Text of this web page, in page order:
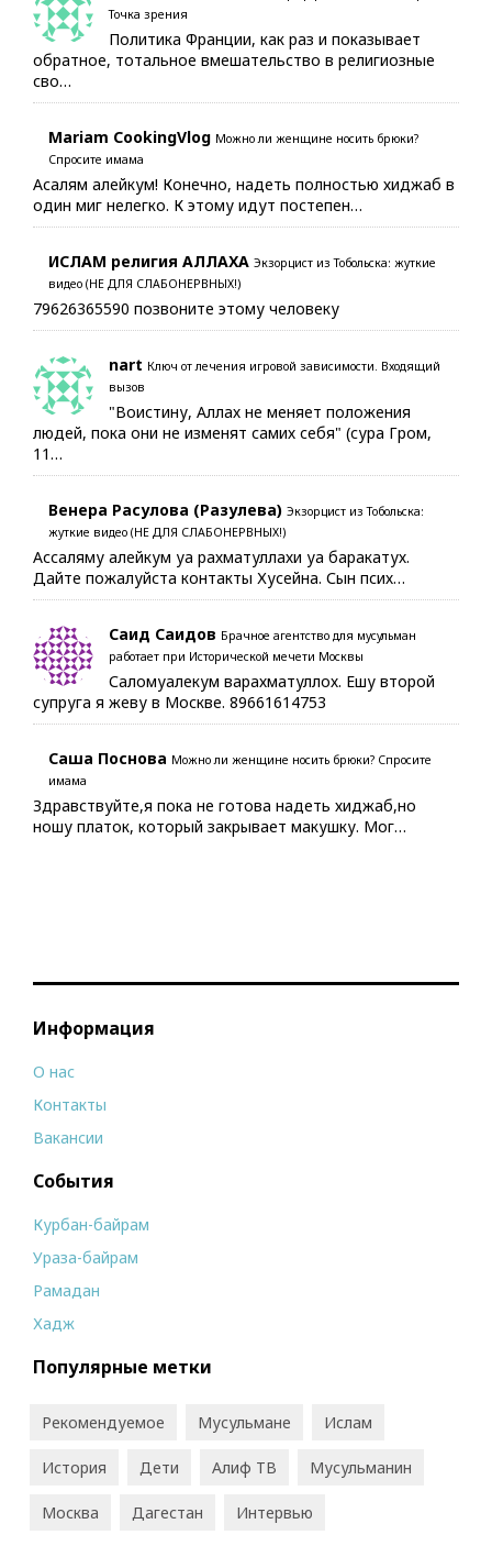
Точка зрения
Политика Франции, как раз и показывает
обратное, тотальное вмешательство в религиозные
сво…
Mariam CookingVlog Можно ли женщине носить брюки?
Спросите имама
Асалям алейкум! Конечно, надеть полностью хиджаб в
один миг нелегко. К этому идут постепен…
ИСЛАМ религия АЛЛАХА Экзорцист из Тобольска: жуткие
видео (НЕ ДЛЯ СЛАБОНЕРВНЫХ!)
79626365590 позвоните этому человеку
nart Ключ от лечения игровой зависимости. Входящий
вызов
"Воистину, Аллах не меняет положения
людей, пока они не изменят самих себя" (сура Гром,
11…
Венера Расулова (Разулева) Экзорцист из Тобольска:
жуткие видео (НЕ ДЛЯ СЛАБОНЕРВНЫХ!)
Ассаляму алейкум уа рахматуллахи уа баракатух.
Дайте пожалуйста контакты Хусейна. Сын псих…
Саид Саидов Брачное агентство для мусульман
работает при Исторической мечети Москвы
Саломуалекум варахматуллох. Ешу второй
супруга я жеву в Москве. 89661614753
Саша Поснова Можно ли женщине носить брюки? Спросите
имама
Здравствуйте,я пока не готова надеть хиджаб,но
ношу платок, который закрывает макушку. Мог…
Информация
О нас
Контакты
Вакансии
События
Курбан-байрам
Ураза-байрам
Рамадан
Хадж
Популярные метки
Рекомендуемое Мусульмане Ислам
История Дети Алиф ТВ Мусульманин
Москва Дагестан Интервью